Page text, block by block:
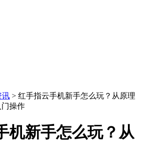
讯 > 红手指云手机新手怎么玩？从原理
操作
机新手怎么玩？从